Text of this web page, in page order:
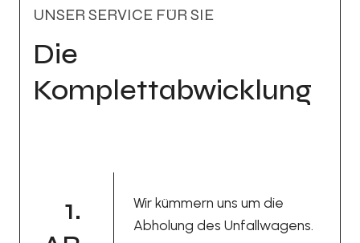
UNSER SERVICE FÜR SIE
Die
Komplettabwicklung
1.
Wir kümmern uns um die
Abholung des Unfallwagens.